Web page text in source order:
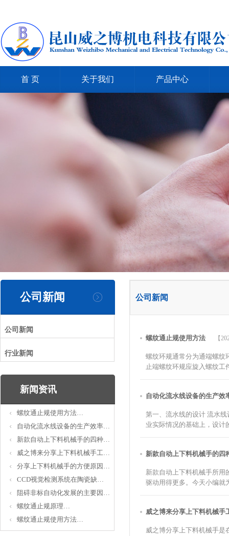
首 页 关于我们 产品中心
公司新闻
公司新闻
行业新闻
新闻资讯
螺纹通止规使用方法…
自动化流水线设备的生产效率…
新款自动上下料机械手的四种…
威之博来分享上下料机械手工…
分享上下料机械手的方便原因…
CCD视觉检测系统在陶瓷缺…
阻碍非标自动化发展的主要因…
螺纹通止规原理…
螺纹通止规使用方法…
公司新闻
螺纹通止规使用方法 【
螺纹环规通常分为通端螺纹
止端螺纹环规应旋入螺纹工
自动化流水线设备的生产
第一、流水线的设计 流水
业实际情况的基础上，设计
新款自动上下料机械手的
新款自动上下料机械手所用
驱动用得更多。今天小编就
威之博来分享上下料机械
威之博分享上下料机械手是